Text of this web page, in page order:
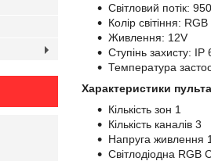
Світловий потік:
Колір світіння: RGB
Живлення: 12V
Ступінь захисту: IP
Температура
Характеристики
Кількість зон 1
Кількість каналів 3
Напруга живлення
Світлодіодна RGB